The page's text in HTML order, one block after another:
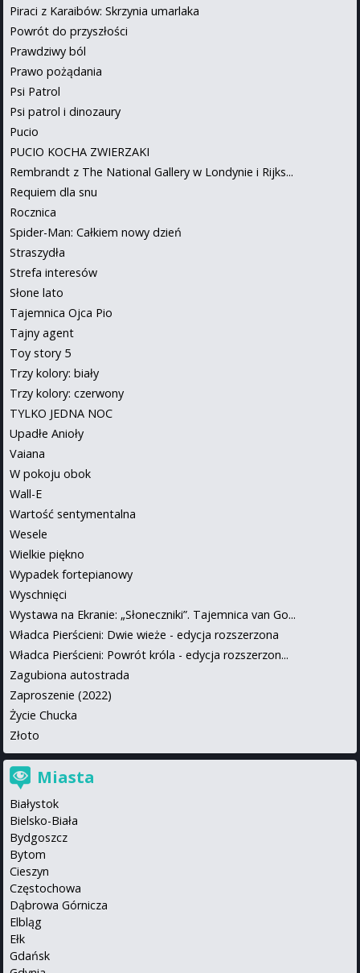
Piraci z Karaibów: Skrzynia umarlaka
Powrót do przyszłości
Prawdziwy ból
Prawo pożądania
Psi Patrol
Psi patrol i dinozaury
Pucio
PUCIO KOCHA ZWIERZAKI
Rembrandt z The National Gallery w Londynie i Rijks...
Requiem dla snu
Rocznica
Spider-Man: Całkiem nowy dzień
Straszydła
Strefa interesów
Słone lato
Tajemnica Ojca Pio
Tajny agent
Toy story 5
Trzy kolory: biały
Trzy kolory: czerwony
TYLKO JEDNA NOC
Upadłe Anioły
Vaiana
W pokoju obok
Wall-E
Wartość sentymentalna
Wesele
Wielkie piękno
Wypadek fortepianowy
Wyschnięci
Wystawa na Ekranie: „Słoneczniki”. Tajemnica van Go...
Władca Pierścieni: Dwie wieże - edycja rozszerzona
Władca Pierścieni: Powrót króla - edycja rozszerzon...
Zagubiona autostrada
Zaproszenie (2022)
Życie Chucka
Złoto
Miasta
Białystok
Bielsko-Biała
Bydgoszcz
Bytom
Cieszyn
Częstochowa
Dąbrowa Górnicza
Elbląg
Ełk
Gdańsk